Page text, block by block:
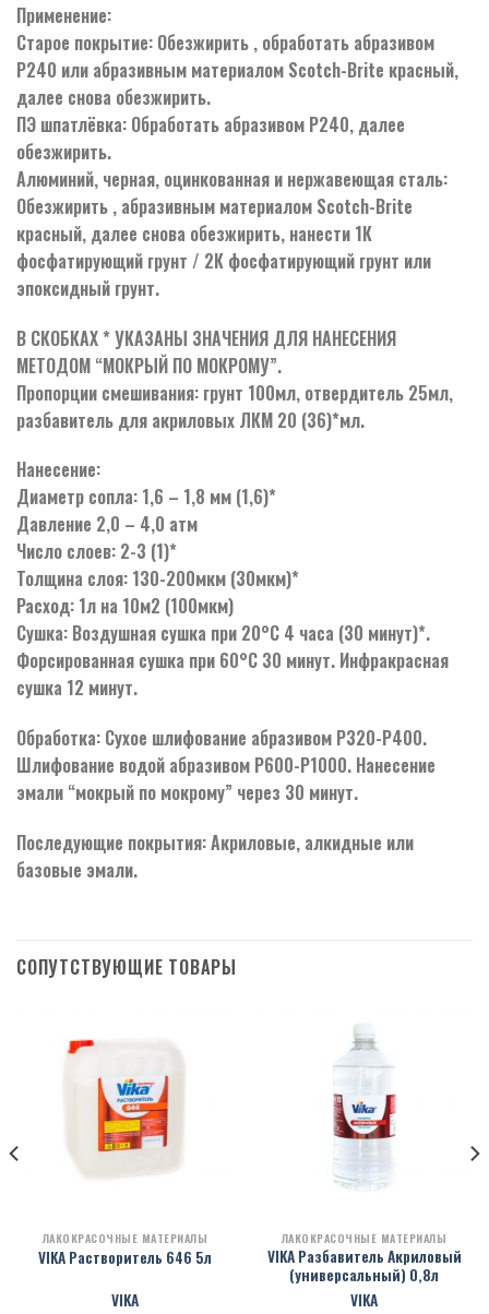
Применение:
Старое покрытие: Обезжирить , обработать абразивом
Р240 или абразивным материалом Scotch-Brite красный,
далее снова обезжирить.
ПЭ шпатлёвка: Обработать абразивом Р240, далее
обезжирить.
Алюминий, черная, оцинкованная и нержавеющая сталь:
Обезжирить , абразивным материалом Scotch-Brite
красный, далее снова обезжирить, нанести 1К
фосфатирующий грунт / 2К фосфатирующий грунт или
эпоксидный грунт.
В СКОБКАХ * УКАЗАНЫ ЗНАЧЕНИЯ ДЛЯ НАНЕСЕНИЯ
МЕТОДОМ “МОКРЫЙ ПО МОКРОМУ”.
Пропорции смешивания: грунт 100мл, отвердитель 25мл,
разбавитель для акриловых ЛКМ 20 (36)*мл.
Нанесение:
Диаметр сопла: 1,6 – 1,8 мм (1,6)*
Давление 2,0 – 4,0 атм
Число слоев: 2-3 (1)*
Толщина слоя: 130-200мкм (30мкм)*
Расход: 1л на 10м2 (100мкм)
Сушка: Воздушная сушка при 20°С 4 часа (30 минут)*.
Форсированная сушка при 60°С 30 минут. Инфракрасная
сушка 12 минут.
Обработка: Сухое шлифование абразивом Р320-Р400.
Шлифование водой абразивом Р600-Р1000. Нанесение
эмали “мокрый по мокрому” через 30 минут.
Последующие покрытия: Акриловые, алкидные или
базовые эмали.
СОПУТСТВУЮЩИЕ ТОВАРЫ
ЛАКОКРАСОЧНЫЕ МАТЕРИАЛЫ
VIKA Растворитель 646 5л
VIKA
ЛАКОКРАСОЧНЫЕ МАТЕРИАЛЫ
VIKA Разбавитель Акриловый
(универсальный) 0,8л
VIKA